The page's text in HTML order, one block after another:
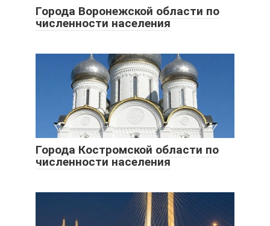
Города Воронежской области по
численности населения
Города Костромской области по
численности населения